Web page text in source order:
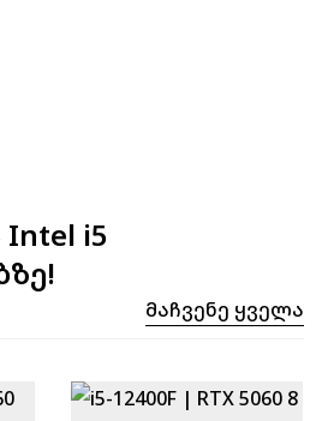
i5
Მაჩვენე Ყველა